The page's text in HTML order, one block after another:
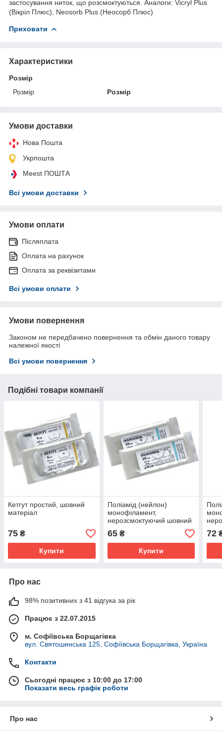
застосування ниток, що розсмоктуються. Аналоги: Vicryl Plus
(Вікріл Плюс), Neosorb Plus (Неосорб Плюс)
Приховати
Характеристики
Розмір
Розмір
Розмір
Умови доставки
Нова Пошта
Укрпошта
Meest ПОШТА
Всі умови доставки
Умови оплати
Післяплата
Оплата на рахунок
Оплата за реквізитами
Всі умови оплати
Умови повернення
Законом не передбачено повернення та обмін даного товару
належної якості
Всі умови повернення
Подібні товари компанії
Кетгут простий, шовний
матеріал
75 ₴
Купити
Поліамід (нейлон)
монофіламент,
нерозсмоктуючий шовний
матеріал
65₴
Купити
72
Про нас
98% позитивних з 41 відгука за рік
Працює з 22.07.2015
м. Софіївська Борщагівка
вул. Святошинська 125, Софіївська Борщагівка, Україна
Контакти
Сьогодні працює з 10:00 до 17:00
Показати весь графік роботи
Про нас